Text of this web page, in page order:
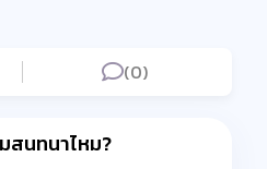
(0)
สนทนาไหม?